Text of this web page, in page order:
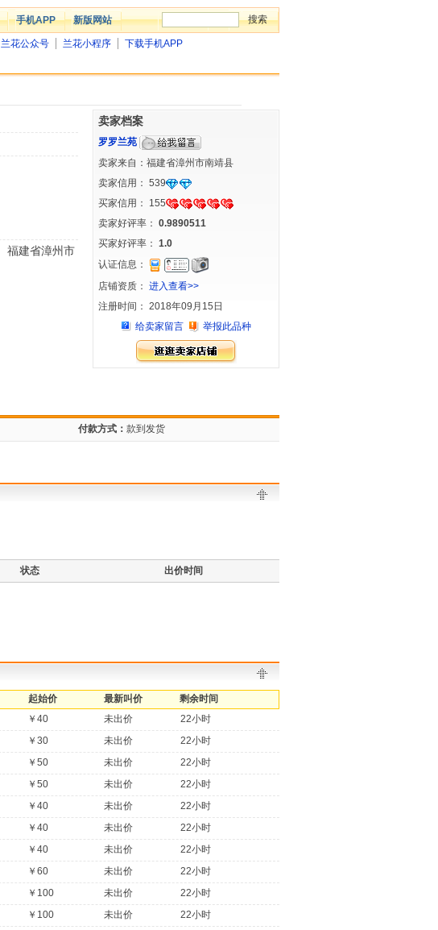
手机APP 新版网站
兰花公众号 兰花小程序
下载手机APP
福建省漳州市
卖家档案
罗罗兰苑
卖家来自：福建省漳州市南靖县
卖家信用： 539
买家信用： 155
卖家好评率： 0.9890511
买家好评率： 1.0
认证信息：
店铺资质： 进入查看>>
注册时间： 2018年09月15日
给卖家留言
举报此品种
付款方式： 款到发货
状态 出价时间
起始价 最新叫价
剩余时间
￥40 未出价
22小时
￥30 未出价
22小时
￥50 未出价
22小时
￥50 未出价
22小时
￥40 未出价
22小时
￥40 未出价
22小时
￥40 未出价
22小时
￥60 未出价
22小时
￥100 未出价
22小时
￥100 未出价
22小时